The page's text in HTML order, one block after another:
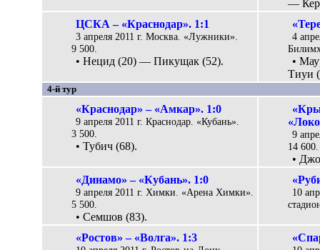
—
ЦСКА – «Краснодар». 1:1
3 апреля 2011 г. Москва. «Лужники».
9 500.
• Нецид (20) — Пикущак (52).
4
•
Тиуи
4-й тур
«Краснодар» – «Амкар». 1:0
9 апреля 2011 г. Краснодар. «Кубань».
3 500.
• Тубич (68).
9
14 600.
•
«Динамо» – «Кубань». 1:0
9 апреля 2011 г. Химки. «Арена Химки».
5 500.
• Семшов (83).
10
«Ростов» – «Волга». 1:3